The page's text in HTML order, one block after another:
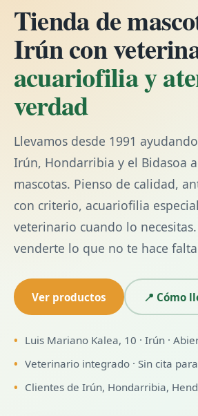
Tienda de
Irún con
acuariofilia y
verdad
Llevamos desde 1991
Irún, Hondarribia y el Bidasoa
mascotas. Pienso de calidad,
con criterio, acuariofilia
veterinario cuando lo
venderte lo que no te hace
Ver productos 📍 Cómo
Luis Mariano Kalea, 10 · Irún ·
Veterinario integrado · Sin cita
Clientes de Irún, Hondarribia,